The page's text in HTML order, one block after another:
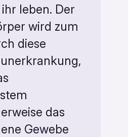
leben. Der
wird zum
diese
das
Gewebe